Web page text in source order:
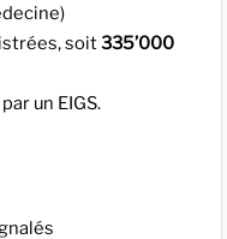
soit335’000
un EIGS.